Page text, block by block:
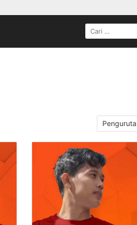
CARI
UNTUK: